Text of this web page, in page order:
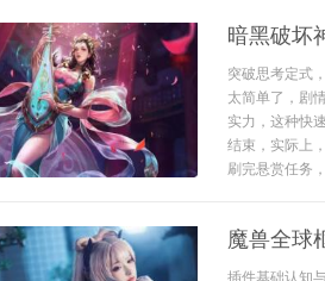
暗黑破坏
突破思考定式
太简单了，剧
实力，这种快
结束，实际上
刷完悬赏任务
魔兽全球
插件基础认知